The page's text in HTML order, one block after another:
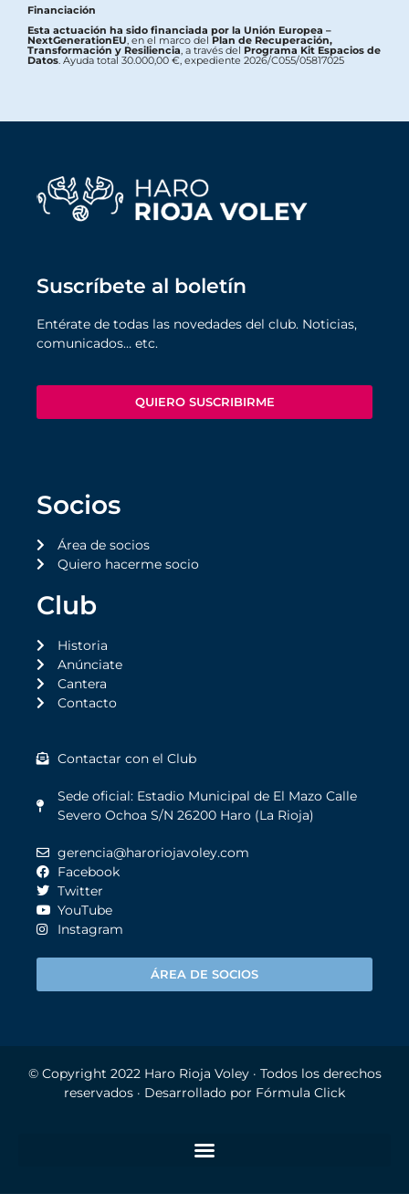
Financiación
Esta actuación ha sido financiada por la Unión Europea –
NextGenerationEU, en el marco del Plan de Recuperación,
Transformación y Resiliencia, a través del Programa Kit Espacios de
Datos. Ayuda total 30.000,00 €, expediente 2026/C055/05817025
Suscríbete al boletín
Entérate de todas las novedades del club. Noticias,
comunicados… etc.
QUIERO SUSCRIBIRME
Socios
Área de socios
Quiero hacerme socio
Club
Historia
Anúnciate
Cantera
Contacto
Contactar con el Club
Sede oficial: Estadio Municipal de El Mazo Calle
Severo Ochoa S/N 26200 Haro (La Rioja)
gerencia@haroriojavoley.com
Facebook
Twitter
YouTube
Instagram
ÁREA DE SOCIOS
© Copyright 2022 Haro Rioja Voley· Todos los derechos
reservados · Desarrollado por Fórmula Click